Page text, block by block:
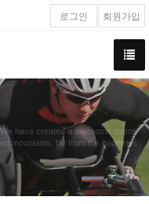
로그인 회원가입
We have created a awesome theme
mountains, far from the countries